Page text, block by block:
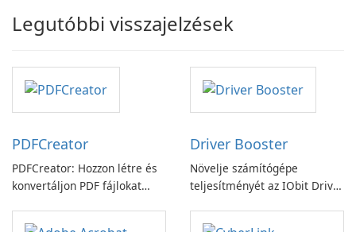
Legutóbbi visszajelzések
PDFCreator
PDFCreator: Hozzon létre és
konvertáljon PDF fájlokat
Driver Booster
Növelje számítógépe
teljesítményét az IObit Driver